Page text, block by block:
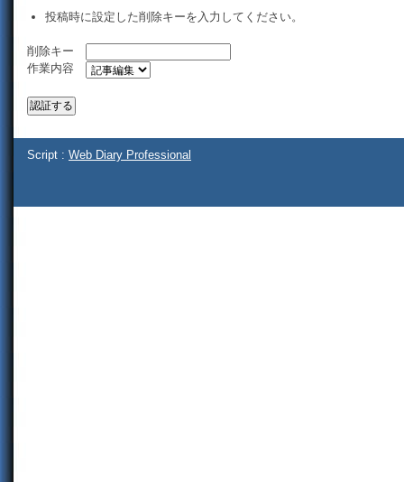
投稿時に設定した削除キーを入力してください。
削除キー
作業内容
Script : Web Diary Professional